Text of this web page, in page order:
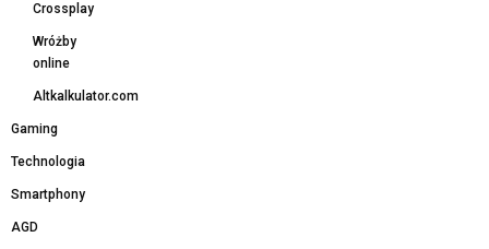
Crossplay
Wróżby
online
Altkalkulator.com
Gaming
Technologia
Smartphony
AGD